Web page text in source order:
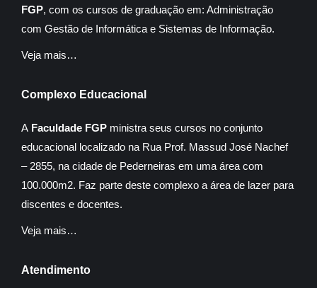
FGP, com os cursos de graduação em: Administração
com Gestão de Informática e Sistemas de Informação.
Veja mais…
Complexo Educacional
A Faculdade FGP ministra seus cursos no conjunto
educacional localizado na Rua Prof. Massud José Nachef
– 2855, na cidade de Pederneiras em uma área com
100.000m2. Faz parte deste complexo a área de lazer para
discentes e docentes.
Veja mais…
Atendimento